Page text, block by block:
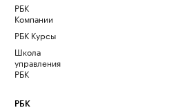
РБК
Компании
РБК Курсы
Школа
управления
РБК
РБК